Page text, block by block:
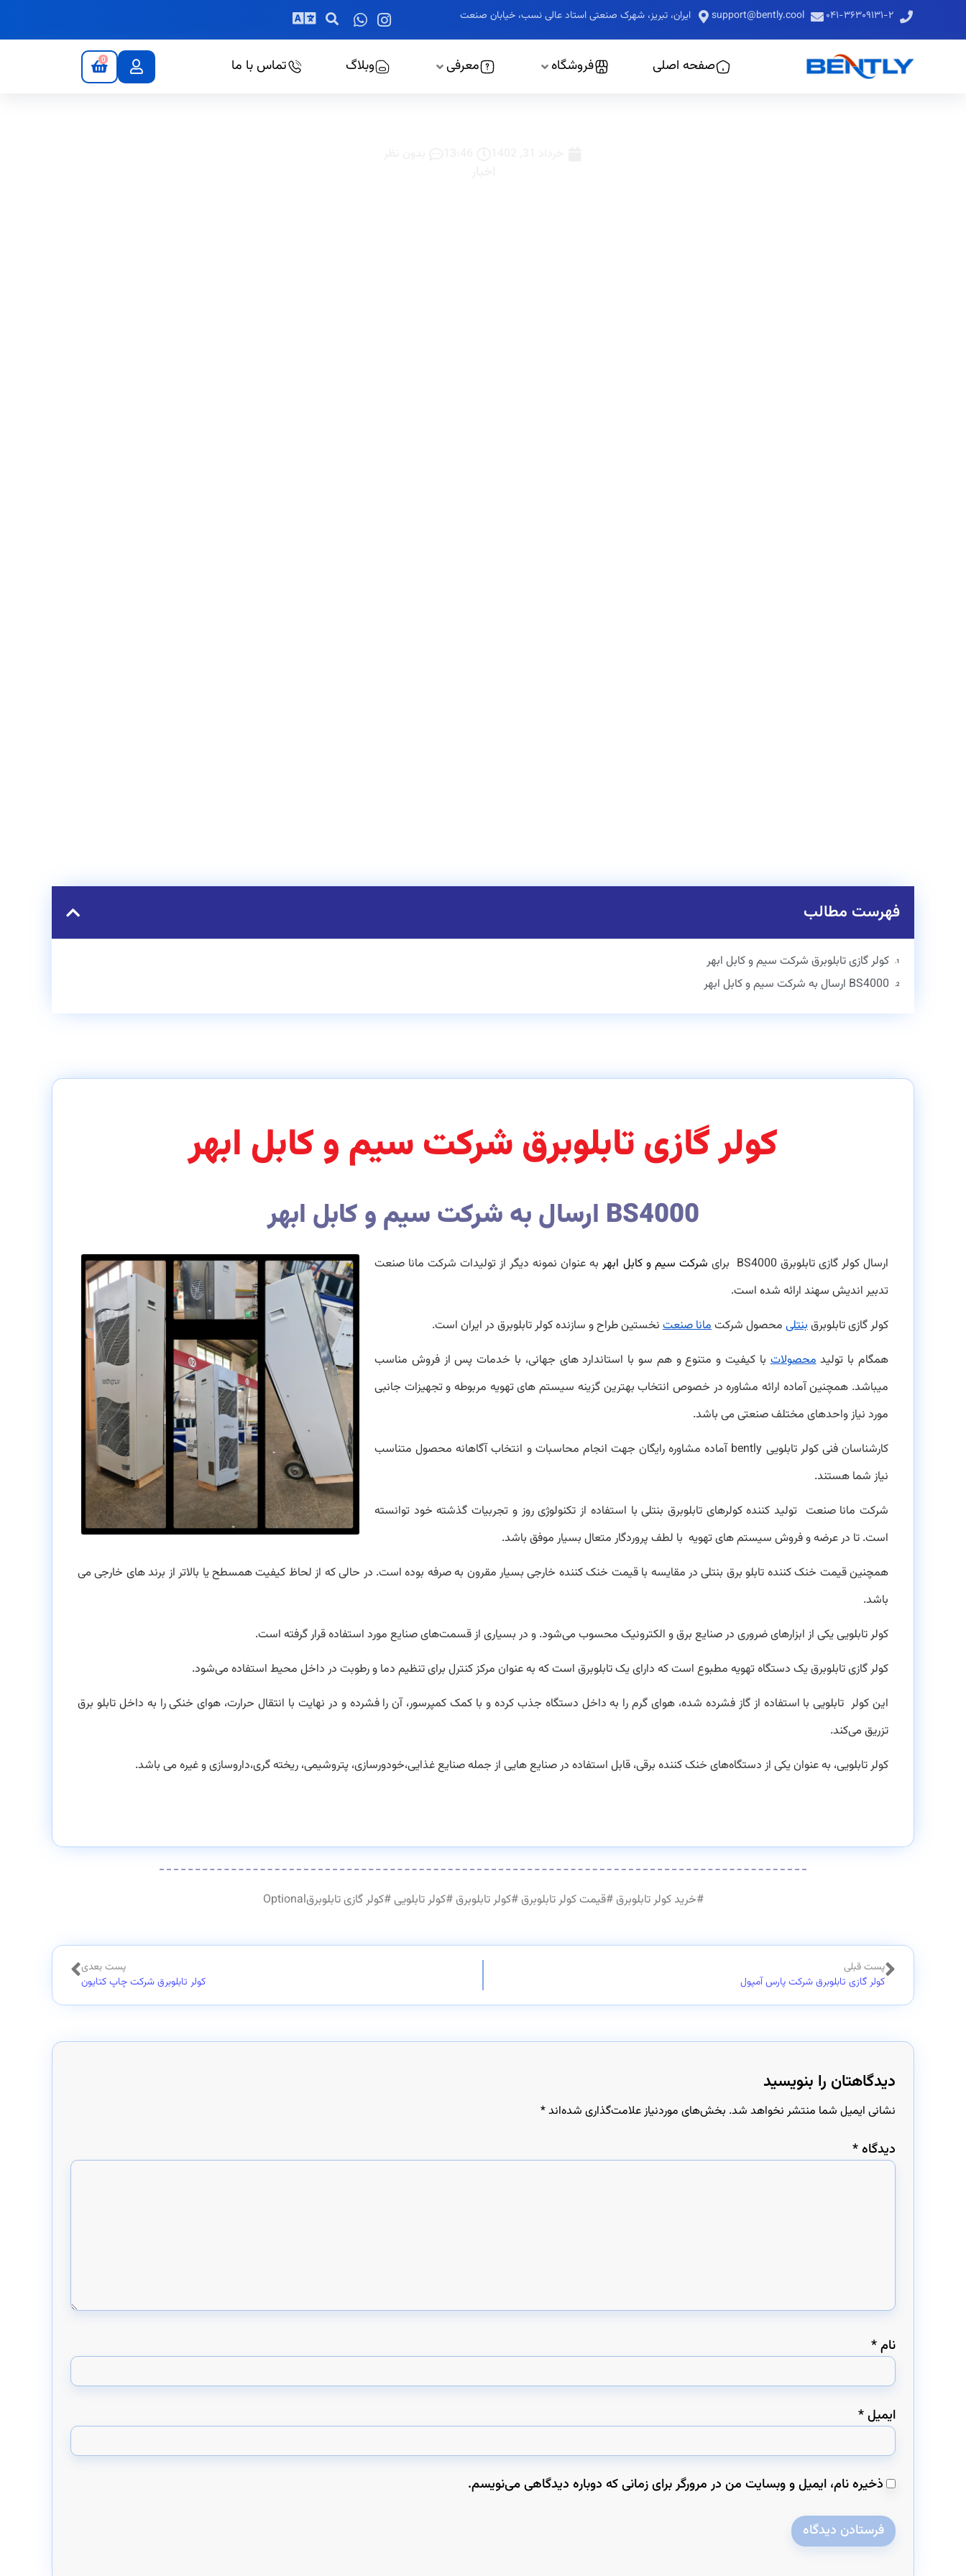
۰۴۱-۳۶۳۰۹۱۳۱-۲ support@bently.cool ایران، تبریز، شهرک صنعتی استاد عالی نسب، خیابان صنعت
صفحه اصلی فروشگاه معرفی وبلاگ تماس با ما 0
فهرست مطالب
کولر گازی تابلوبرق شرکت سیم و کابل ابهر
BS4000 ارسال به شرکت سیم و کابل ابهر
کولر گازی تابلوبرق شرکت سیم و کابل ابهر
BS4000 ارسال به شرکت سیم و کابل ابهر
ارسال کولر گازی تابلوبرق BS4000 برای شرکت سیم و کابل ابهر به عنوان نمونه دیگر از تولیدات شرکت مانا صنعت
تدبیر اندیش سهند ارائه شده است.
کولر گازی تابلوبرقبنتلی محصول شرکتمانا صنعت نخستین طراح و سازنده کولر تابلوبرق در ایران است.
همگام با تولیدمحصولاتبا کیفیت و متنوع و هم سو با استاندارد های جهانی، با خدمات پس از فروش مناسب
میباشد. همچنین آماده ارائه مشاوره در خصوص انتخاب بهترین گزینه سیستم های تهویه مربوطه و تجهیزات جانبی
مورد نیاز واحدهای مختلف صنعتی می باشد.
کارشناسان فنی کولر تابلویی bently آماده مشاوره رایگان جهت انجام محاسبات و انتخاب آگاهانه محصول متناسب
نیاز شما هستند.
شرکت مانا صنعت تولید کننده کولرهای تابلوبرق بنتلی با استفاده از تکنولوژی روز و تجربیات گذشته خود توانسته
است. تا در عرضه و فروش سیستم های تهویه با لطف پروردگار متعال بسیار موفق باشد.
همچنین قیمت خنک کننده تابلو برق بنتلی در مقایسه با قیمت خنک کننده خارجی بسیار مقرون به صرفه بوده است. در حالی که از لحاظ کیفیت همسطح یا بالاتر از برند های خارجی می
باشد.
کولر تابلویی یکی از ابزارهای ضروری در صنایع برق و الکترونیک محسوب می‌شود. و در بسیاری از قسمت‌های صنایع مورد استفاده قرار گرفته است.
کولر گازی تابلوبرق یک دستگاه تهویه مطبوع است که دارای یک تابلوبرق است که به عنوان مرکز کنترل برای تنظیم دما و رطوبت در داخل محیط استفاده می‌شود.
این کولر تابلویی با استفاده از گاز فشرده شده، هوای گرم را به داخل دستگاه جذب کرده و با کمک کمپرسور، آن را فشرده و در نهایت با انتقال حرارت، هوای خنکی را به داخل تابلو برق
تزریق می‌کند.
کولر تابلویی، به عنوان یکی از دستگاه‌های خنک کننده برقی، قابل استفاده در صنایع هایی از جمله صنایع غذایی،خودورسازی، پتروشیمی، ریخته گری،داروسازی و غیره می باشد.
#خرید کولر تابلوبرق #قیمت کولر تابلوبرق #کولر تابلوبرق #کولر تابلویی#کولر گازی تابلوبرقOptional
پست قبلی
کولر گازی تابلوبرق شرکت پارس آمپول
پست بعدی
کولر تابلوبرق شرکت چاپ کتایون
دیدگاهتان را بنویسید
نشانی ایمیل شما منتشر نخواهد شد. بخش‌های موردنیاز علامت‌گذاری شده‌اند*
دیدگاه*
نام*
ایمیل*
ذخیره نام، ایمیل و وبسایت من در مرورگر برای زمانی که دوباره دیدگاهی می‌نویسم.